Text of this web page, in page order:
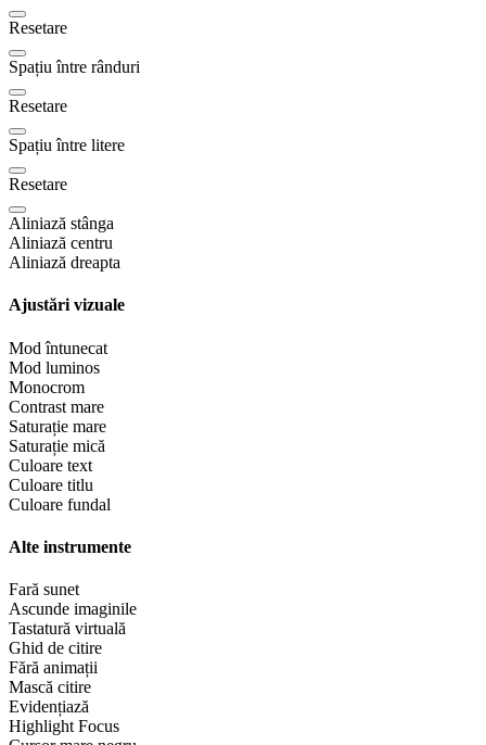
Resetare
Spațiu între rânduri
Resetare
Spațiu între litere
Resetare
Aliniază stânga
Aliniază centru
Aliniază dreapta
Ajustări vizuale
Mod întunecat
Mod luminos
Monocrom
Contrast mare
Saturație mare
Saturație mică
Culoare text
Culoare titlu
Culoare fundal
Alte instrumente
Fară sunet
Ascunde imaginile
Tastatură virtuală
Ghid de citire
Fără animații
Mască citire
Evidențiază
Highlight Focus